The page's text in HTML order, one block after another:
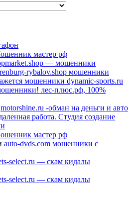
мастер рф
— мошенники
rybalov.shop мошенники
мошенники dynamic-sports.ru
лес-плюс.рф, 100%
motorshine.ru -обман на деньги и авто
работа. Студия создание
мастер рф
auto-dvds.com мошенники с
select.ru — скам кидалы
select.ru — скам кидалы